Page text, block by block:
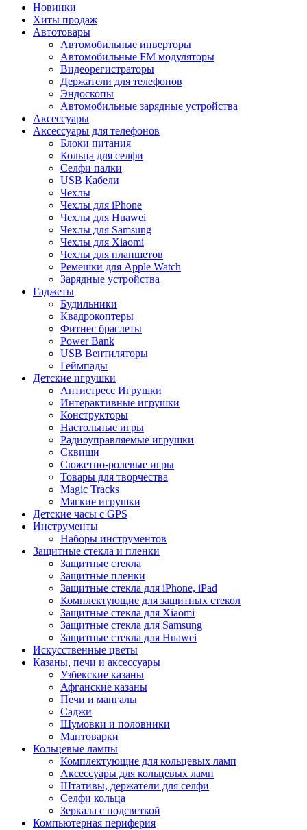
Новинки
Хиты продаж
Автотовары
Автомобильные инверторы
Автомобильные FM модуляторы
Видеорегистраторы
Держатели для телефонов
Эндоскопы
Автомобильные зарядные устройства
Аксессуары
Аксессуары для телефонов
Блоки питания
Кольца для селфи
Селфи палки
USB Кабели
Чехлы
Чехлы для iPhone
Чехлы для Huawei
Чехлы для Samsung
Чехлы для Xiaomi
Чехлы для планшетов
Ремешки для Apple Watch
Зарядные устройства
Гаджеты
Будильники
Квадрокоптеры
Фитнес браслеты
Power Bank
USB Вентиляторы
Геймпады
Детские игрушки
Антистресс Игрушки
Интерактивные игрушки
Конструкторы
Настольные игры
Радиоуправляемые игрушки
Сквиши
Сюжетно-ролевые игры
Товары для творчества
Magic Tracks
Мягкие игрушки
Детские часы с GPS
Инструменты
Наборы инструментов
Защитные стекла и пленки
Защитные стекла
Защитные пленки
Защитные стекла для iPhone, iPad
Комплектующие для защитных стекол
Защитные стекла для Xiaomi
Защитные стекла для Samsung
Защитные стекла для Huawei
Искусственные цветы
Казаны, печи и аксессуары
Узбекские казаны
Афганские казаны
Печи и мангалы
Саджи
Шумовки и половники
Мантоварки
Кольцевые лампы
Комплектующие для кольцевых ламп
Аксессуары для кольцевых ламп
Штативы, держатели для селфи
Селфи кольца
Зеркала с подсветкой
Компьютерная периферия